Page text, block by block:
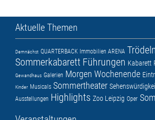
Aktuelle Themen
Demnächst QUARTERBACK Immobilien ARENA
Sommerkabarett Führungen Kabarett
Gewandhaus Galerien Morgen Wochenende
Kinder Musicals Sommertheater
Ausstellungen Highlights Zoo Leipzig Oper